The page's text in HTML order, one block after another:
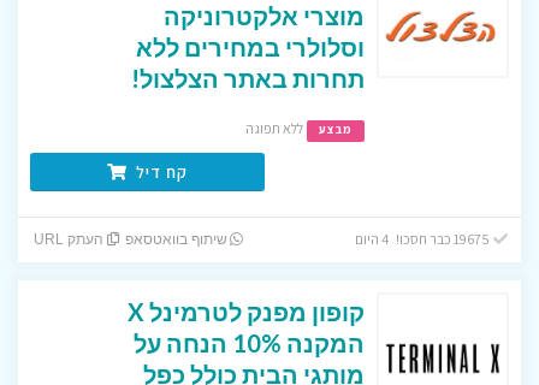
מוצרי אלקטרוניקה
וסלולרי במחירים ללא
תחרות באתר הצלצול!
מבצע ללא תפוגה
קח דיל
שיתוף בוואטסאפ העתק URL
קופון מפנק לטרמינל X
המקנה 10% הנחה על
מותגי הבית כולל כפל